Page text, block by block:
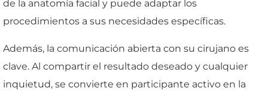
de la anatomía facial y puede adaptar los
procedimientos a sus necesidades específicas.
Además, la comunicación abierta con su cirujano es
clave. Al compartir el resultado deseado y cualquier
inquietud, se convierte en participante activo en la